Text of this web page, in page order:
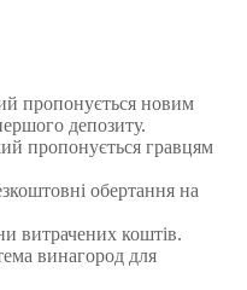
пропонується новим
депозиту.
пропонується гравцям
обертання на
витрачених коштів.
винагород для